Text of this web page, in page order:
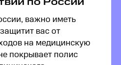
важно иметь
вас от
на медицинскую
покрывает полис